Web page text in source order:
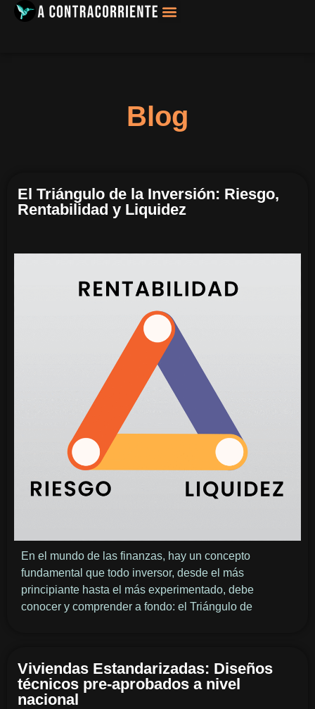
Blog
El Triángulo de la Inversión: Riesgo,
Rentabilidad y Liquidez
En el mundo de las finanzas, hay un concepto
fundamental que todo inversor, desde el más
principiante hasta el más experimentado, debe
conocer y comprender a fondo: el Triángulo de
Viviendas Estandarizadas: Diseños
técnicos pre-aprobados a nivel
nacional